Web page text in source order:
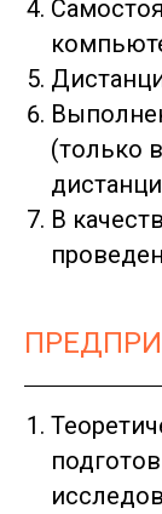
(только
В